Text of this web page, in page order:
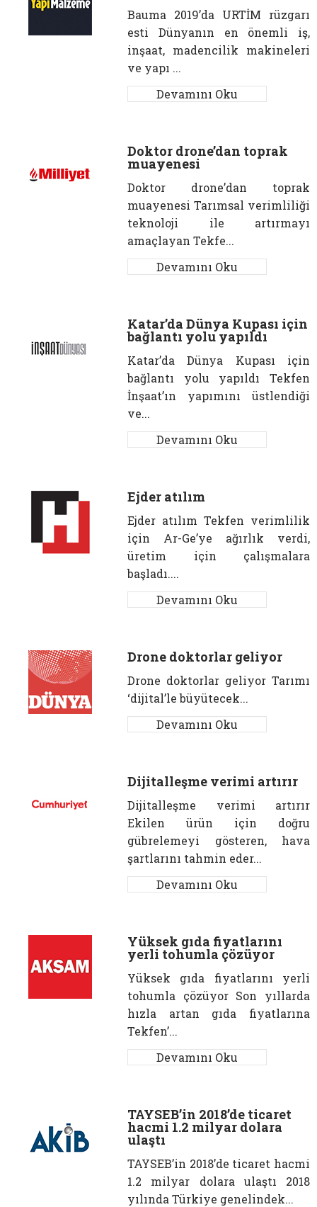
Bauma 2019’da URTİM rüzgarı
esti Dünyanın en önemli iş,
inşaat, madencilik makineleri
ve yapı ...
Devamını Oku
Doktor drone’dan toprak
muayenesi
Doktor drone’dan toprak
muayenesi Tarımsal verimliliği
teknoloji ile artırmayı
amaçlayan Tekfe...
Devamını Oku
Katar’da Dünya Kupası için
bağlantı yolu yapıldı
Katar’da Dünya Kupası için
bağlantı yolu yapıldı Tekfen
İnşaat’ın yapımını üstlendiği
ve...
Devamını Oku
Ejder atılım
Ejder atılım Tekfen verimlilik
için Ar-Ge’ye ağırlık verdi,
üretim için çalışmalara
başladı....
Devamını Oku
Drone doktorlar geliyor
Drone doktorlar geliyor Tarımı
‘dijital’le büyütecek...
Devamını Oku
Dijitalleşme verimi artırır
Dijitalleşme verimi artırır
Ekilen ürün için doğru
gübrelemeyi gösteren, hava
şartlarını tahmin eder...
Devamını Oku
Yüksek gıda fiyatlarını
yerli tohumla çözüyor
Yüksek gıda fiyatlarını yerli
tohumla çözüyor Son yıllarda
hızla artan gıda fiyatlarına
Tekfen’...
Devamını Oku
TAYSEB’in 2018’de ticaret
hacmi 1.2 milyar dolara
ulaştı
TAYSEB’in 2018’de ticaret hacmi
1.2 milyar dolara ulaştı 2018
yılında Türkiye genelindek...